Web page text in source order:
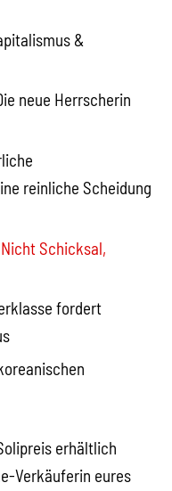
&
neue Herrscherin
reinliche Scheidung
Schicksal,
fordert
erhältlich
Verkäuferin eures